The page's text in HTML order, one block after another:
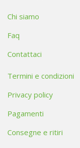
Chi siamo
Faq
Contattaci
Termini e condizioni
Privacy policy
Pagamenti
Consegne e ritiri